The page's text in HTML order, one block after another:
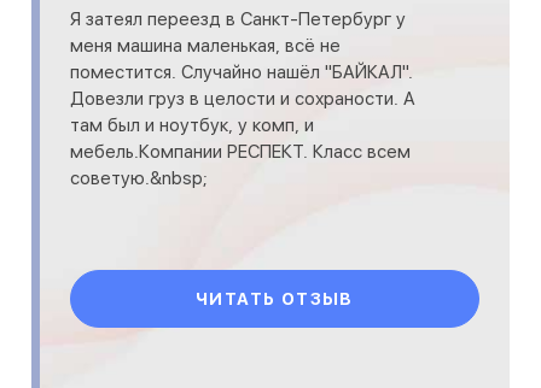
Я затеял переезд в Санкт-Петербург у
меня машина маленькая, всё не
поместится. Случайно нашёл "БАЙКАЛ".
Довезли груз в целости и сохраности. А
там был и ноутбук, у комп, и
мебель.Компании РЕСПЕКТ. Класс всем
советую.&nbsp;
ЧИТАТЬ ОТЗЫВ